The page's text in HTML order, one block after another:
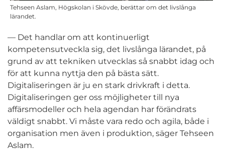
Tehseen Aslam, Högskolan i Skövde, berättar om det livslånga
lärandet.
— Det handlar om att kontinuerligt
kompetensutveckla sig, det livslånga lärandet, på
grund av att tekniken utvecklas så snabbt idag och
för att kunna nyttja den på bästa sätt.
Digitaliseringen är ju en stark drivkraft i detta.
Digitaliseringen ger oss möjligheter till nya
affärsmodeller och hela agendan har förändrats
väldigt snabbt. Vi måste vara redo och agila, både i
organisation men även i produktion, säger Tehseen
Aslam.